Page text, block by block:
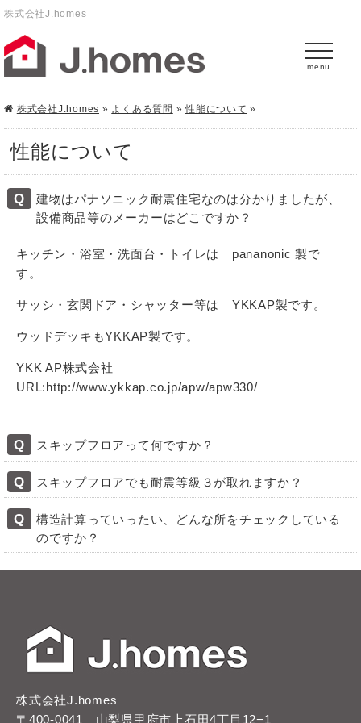
株式会社J.homes
menu
株式会社J.homes » よくある質問 »性能について »
性能について
建物はパナソニック耐震住宅なのは分かりましたが、
設備商品等のメーカーはどこですか？
キッチン・浴室・洗面台・トイレは pananonic 製で
す。
サッシ・玄関ドア・シャッター等は YKKAP製です。
ウッドデッキもYKKAP製です。
YKK AP株式会社
URL:http://www.ykkap.co.jp/apw/apw330/
スキップフロアって何ですか？
簡単に言えば、中２階がある建物のことです。空間を
少し｢ずらす｣ことによって、みんなが羨むオシャレな
空間設計に加え、収納部屋やガレージなどを“プラスワ
ン”することができる、Ｊ.ｈｏｍｅｓで一番人気の高
い住宅シリーズです。
スキップフロアでも耐震等級３が取れますか？
はい。弊社ではスキップフロアにおいても、耐震等級
３（最高等級）の建物をご提供します。
構造計算っていったい、どんな所をチェックしている
のですか？
(1)基礎の強さ、(2)柱の強さ、(3)床の強さ、(4)梁の強
さ、(5)梁接合部の強さ、(6)柱接合部の強さ、(7)耐力
壁の配置、(8)耐力壁の量
なお、『テクノストラクチャー構造計算にかかわる保
株式会社J.homes
〒400-0041 山梨県甲府市上石田4丁目12−1